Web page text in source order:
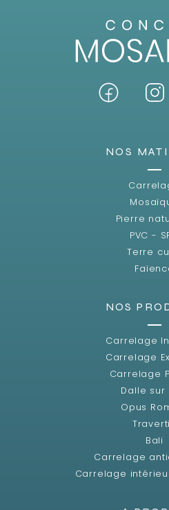
NOS
Pierre
PVC -
Terre
NOS
Carrelage
Carrelage
Carrelage
Dalle sur
Opus
Bali
Carrelage
Carrelage